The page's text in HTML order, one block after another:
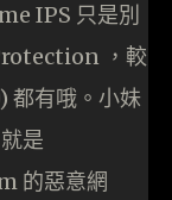
IPS 只是別
，較
都有哦。小妹
是
的惡意網